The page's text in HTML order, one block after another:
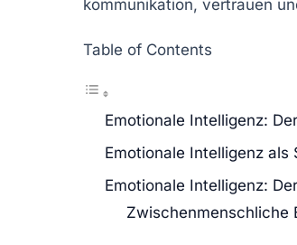
Table of Contents
Emotionale Intelligenz:
Emotionale Intelligenz als
Emotionale Intelligenz:
Zwischenmenschliche